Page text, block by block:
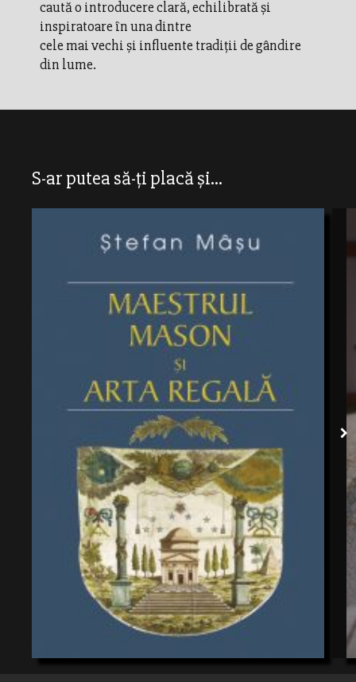
caută o introducere clară, echilibrată și
inspiratoare în una dintre
cele mai vechi și influente tradiții de gândire
din lume.
S-ar putea să-ți placă și...